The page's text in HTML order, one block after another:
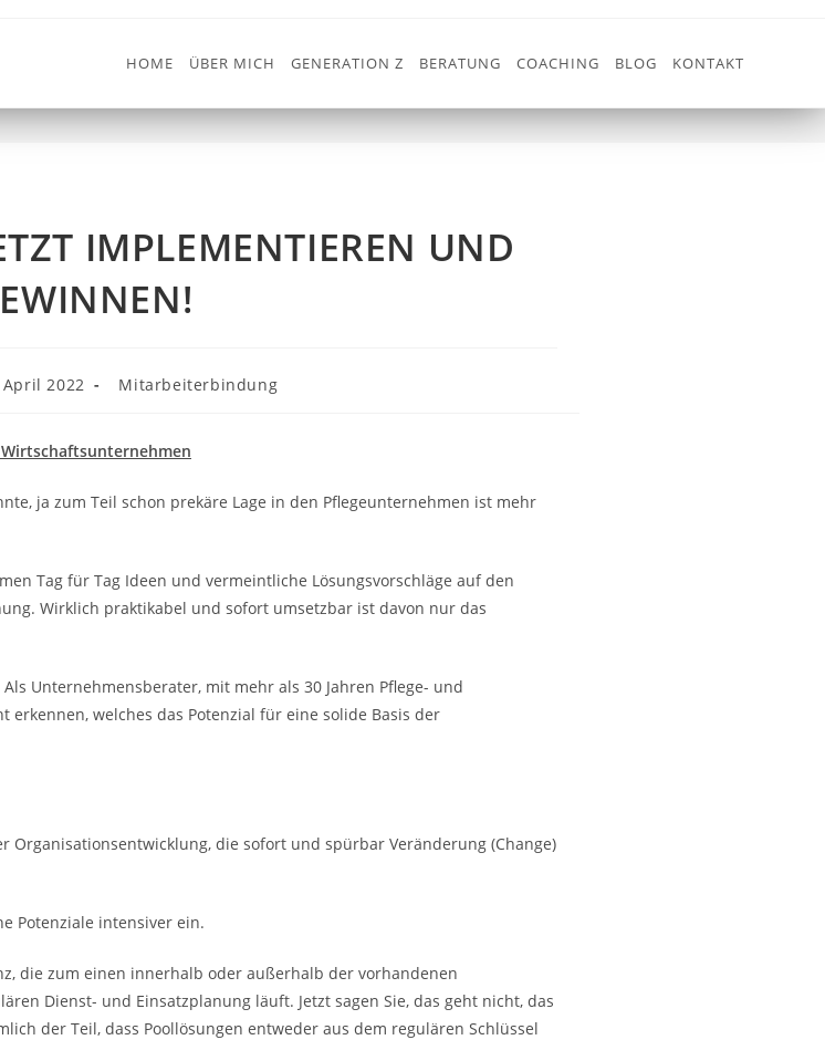
HOME ÜBER MICH GENERATION Z BERATUNG COACHING BLOG KONTAKT
UND GEWINNEN!
> Mitarbeiterbindung > SPRINGERPOOLS JETZT IMPLEMENTIEREN UND GEWINNEN!
IMPLEMENTIEREN UND
2022 Mitarbeiterbindung
ja zum Teil schon prekäre Lage in den Pflegeunternehmen ist mehr
Tag für Tag Ideen und vermeintliche Lösungsvorschläge auf den
Wirklich praktikabel und sofort umsetzbar ist davon nur das
Unternehmensberater, mit mehr als 30 Jahren Pflege- und
welches das Potenzial für eine solide Basis der
Organisationsentwicklung, die sofort und spürbar Veränderung (Change)
Potenziale intensiver ein.
die zum einen innerhalb oder außerhalb der vorhandenen
Dienst- und Einsatzplanung läuft. Jetzt sagen Sie, das geht nicht, das
der Teil, dass Poollösungen entweder aus dem regulären Schlüssel